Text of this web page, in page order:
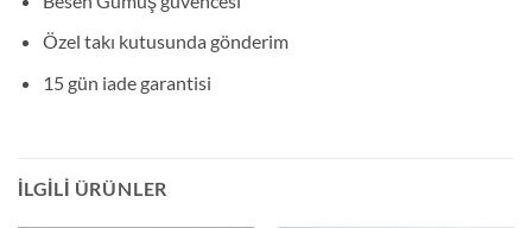
Özel takı kutusunda gönderim
15 gün iade garantisi
İLGILI ÜRÜNLER